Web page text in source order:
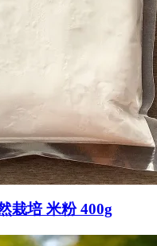
栽培 米粉 400g